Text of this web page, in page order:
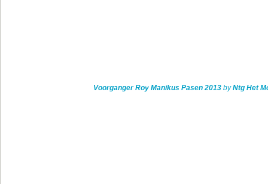
Voorganger Roy Manikus Pasen 2013byNtg Het